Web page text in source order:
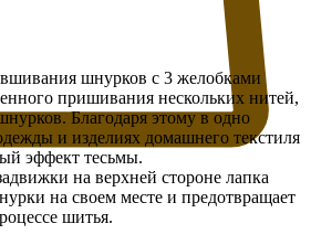
шнурков с 3 желобками
пришивания нескольких нитей,
Благодаря этому в одно
и изделиях домашнего текстиля
эффект тесьмы.
на верхней стороне лапка
на своем месте и предотвращает
шитья.